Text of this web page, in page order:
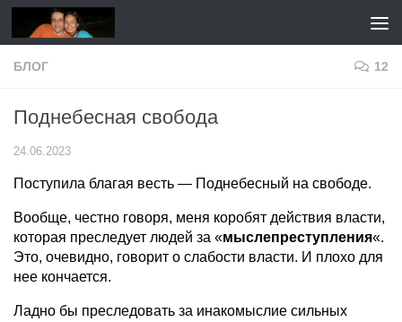
Перейти к содержимому
БЛОГ 12
Поднебесная свобода
24.06.2023
Поступила благая весть — Поднебесный на свободе.
Вообще, честно говоря, меня коробят действия власти,
которая преследует людей за «мыслепреступления«.
Это, очевидно, говорит о слабости власти. И плохо для
нее кончается.
Ладно бы преследовать за инакомыслие сильных